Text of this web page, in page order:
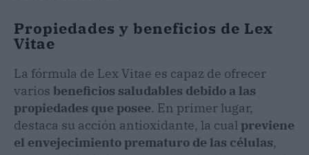
Propiedades y beneficios de Lex
Vitae
La fórmula de Lex Vitae es capaz de ofrecer
varios beneficios saludables debido a las
propiedades que posee. En primer lugar,
destaca su acción antioxidante, la cualpreviene
el envejecimiento prematuro de las células,